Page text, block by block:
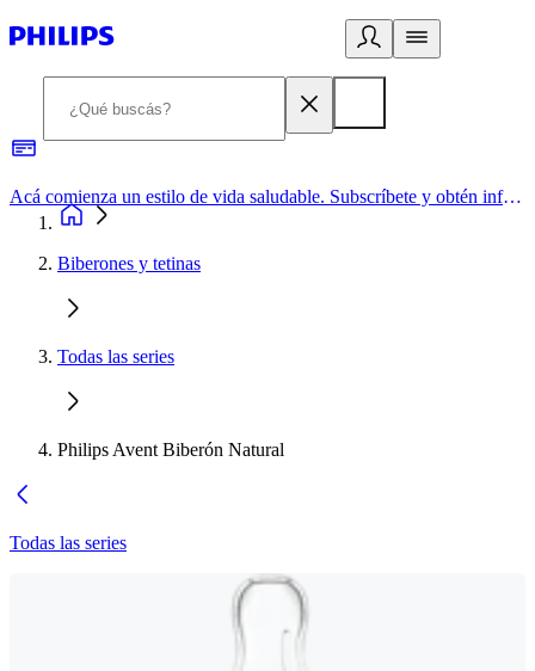
Acá comienza un estilo de vida saludable. Subscríbete y obtén información de primera mano
Biberones y tetinas
Todas las series
Philips Avent Biberón Natural
Todas las series